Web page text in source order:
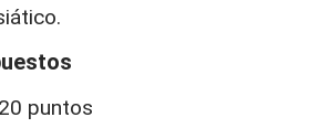
puntos